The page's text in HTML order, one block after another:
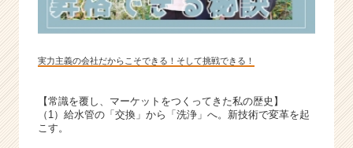
実力主義の会社だからこそできる！そして挑戦できる！
【常識を覆し、マーケットをつくってきた私の歴史】
（1）給水管の「交換」から「洗浄」へ。新技術で変革を起
こす。